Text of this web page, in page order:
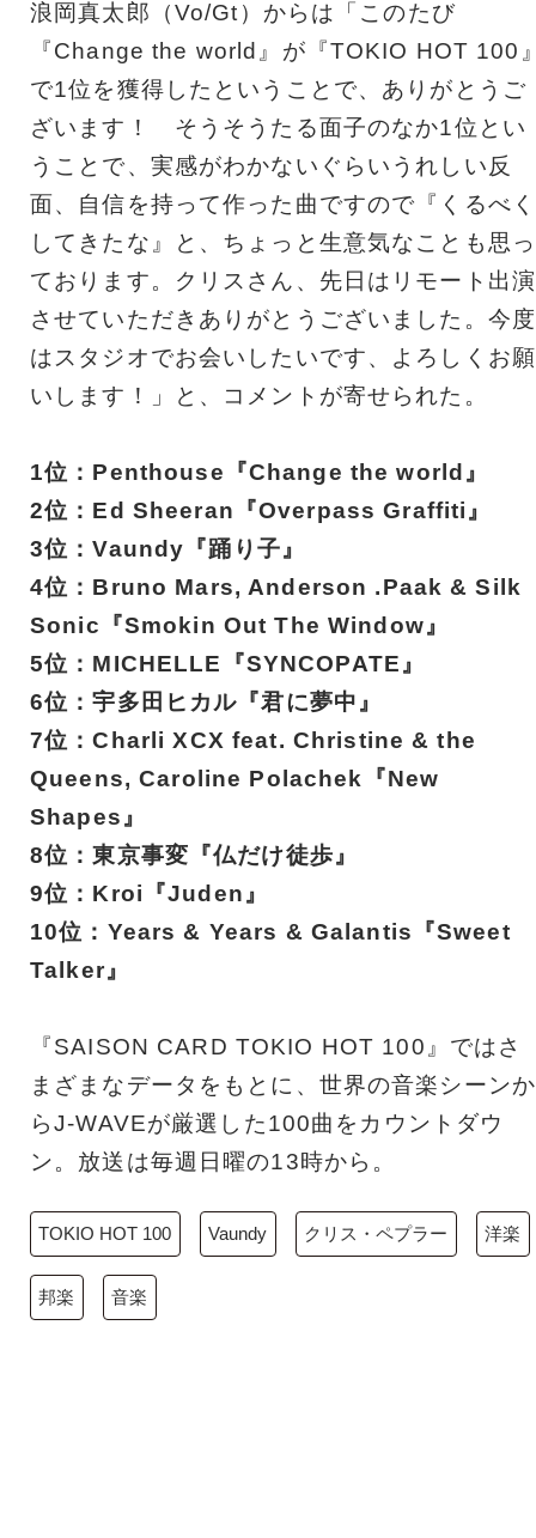
浪岡真太郎（Vo/Gt）からは「このたび
『Change the world』が『TOKIO HOT 100
で1位を獲得したということで、ありがとうご
ざいます！ そうそうたる面子のなか1位とい
うことで、実感がわかないぐらいうれしい反
面、自信を持って作った曲ですので『くるべく
してきたな』と、ちょっと生意気なことも思っ
ております。クリスさん、先日はリモート出演
させていただきありがとうございました。今度
はスタジオでお会いしたいです、よろしくお願
いします！」と、コメントが寄せられた。
1位：Penthouse『Change the world』
2位：Ed Sheeran『Overpass Graffiti』
3位：Vaundy『踊り子』
4位：Bruno Mars, Anderson .Paak & Silk
Sonic『Smokin Out The Window』
5位：MICHELLE『SYNCOPATE』
6位：宇多田ヒカル『君に夢中』
7位：Charli XCX feat. Christine & the
Queens, Caroline Polachek『New
Shapes』
8位：東京事変『仏だけ徒歩』
9位：Kroi『Juden』
10位：Years & Years & Galantis『Sweet
Talker』
『SAISON CARD TOKIO HOT 100』ではさ
まざまなデータをもとに、世界の音楽シーンか
らJ-WAVEが厳選した100曲をカウントダウ
ン。放送は毎週日曜の13時から。
TOKIO HOT 100 Vaundy クリス・ペプラー 洋楽
邦楽 音楽